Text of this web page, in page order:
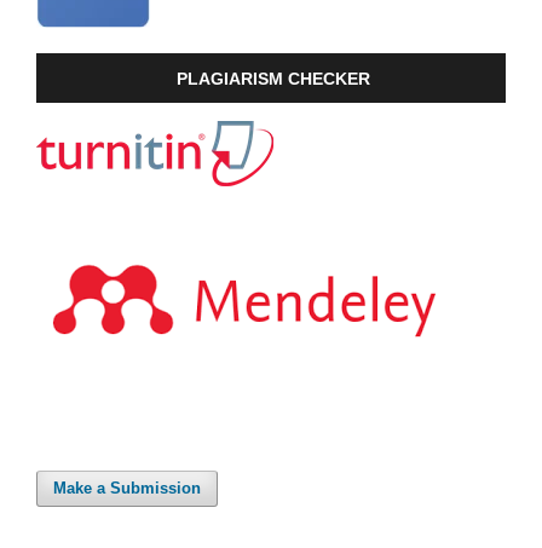
PLAGIARISM CHECKER
Make a Submission